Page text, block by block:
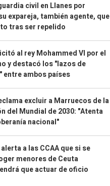
civil en Llanes por
expareja, también agente, que
tras ser repelido
al rey Mohammed VI por el
y destacó los "lazos de
entre ambos países
excluir a Marruecos de la
del Mundial de 2030: "Atenta
nacional"
a las CCAA que si se
menores de Ceuta
que actuar de oficio